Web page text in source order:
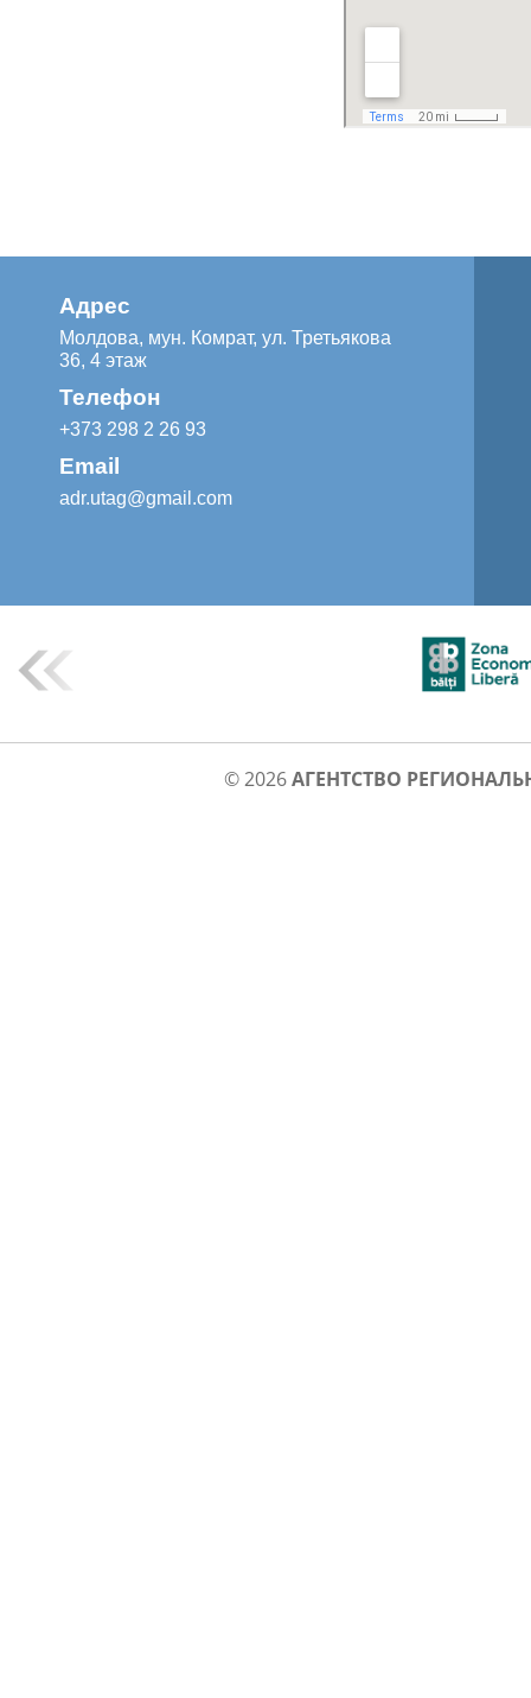
Адрес
Молдова, мун. Комрат, ул. Третьякова
36, 4 этаж
Телефон
+373 298 2 26 93
Email
adr.utag@gmail.com
© 2026АГЕНТСТВО